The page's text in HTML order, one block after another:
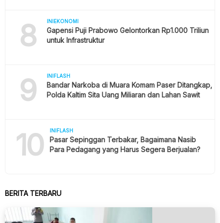
8 INIEKONOMI
Gapensi Puji Prabowo Gelontorkan Rp1.000 Triliun
untuk Infrastruktur
9 INIFLASH
Bandar Narkoba di Muara Komam Paser Ditangkap,
Polda Kaltim Sita Uang Miliaran dan Lahan Sawit
10 INIFLASH
Pasar Sepinggan Terbakar, Bagaimana Nasib
Para Pedagang yang Harus Segera Berjualan?
BERITA TERBARU